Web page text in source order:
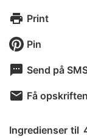
Print
Pin
Send på
Få
Ingredienser til